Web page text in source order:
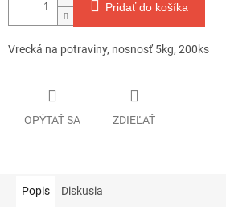
Pridať do košíka
Vrecká na potraviny, nosnosť 5kg, 200ks
OPÝTAŤ SA ZDIEĽAŤ
Popis Diskusia